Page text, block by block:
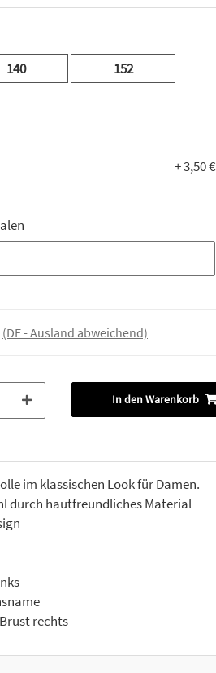
140
152
+ 3,50 €
(DE - Ausland abweichend)
In den Warenkorb
im klassischen Look für Damen.
durch hautfreundliches Material
rechts